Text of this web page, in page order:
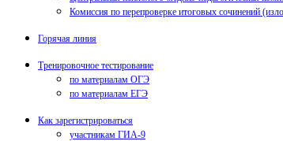
Комиссия по перепроверке итоговых сочинений
Горячая линия
Тренировочное тестирование
по материалам ОГЭ
по материалам ЕГЭ
Как зарегистрироваться
участникам ГИА-9